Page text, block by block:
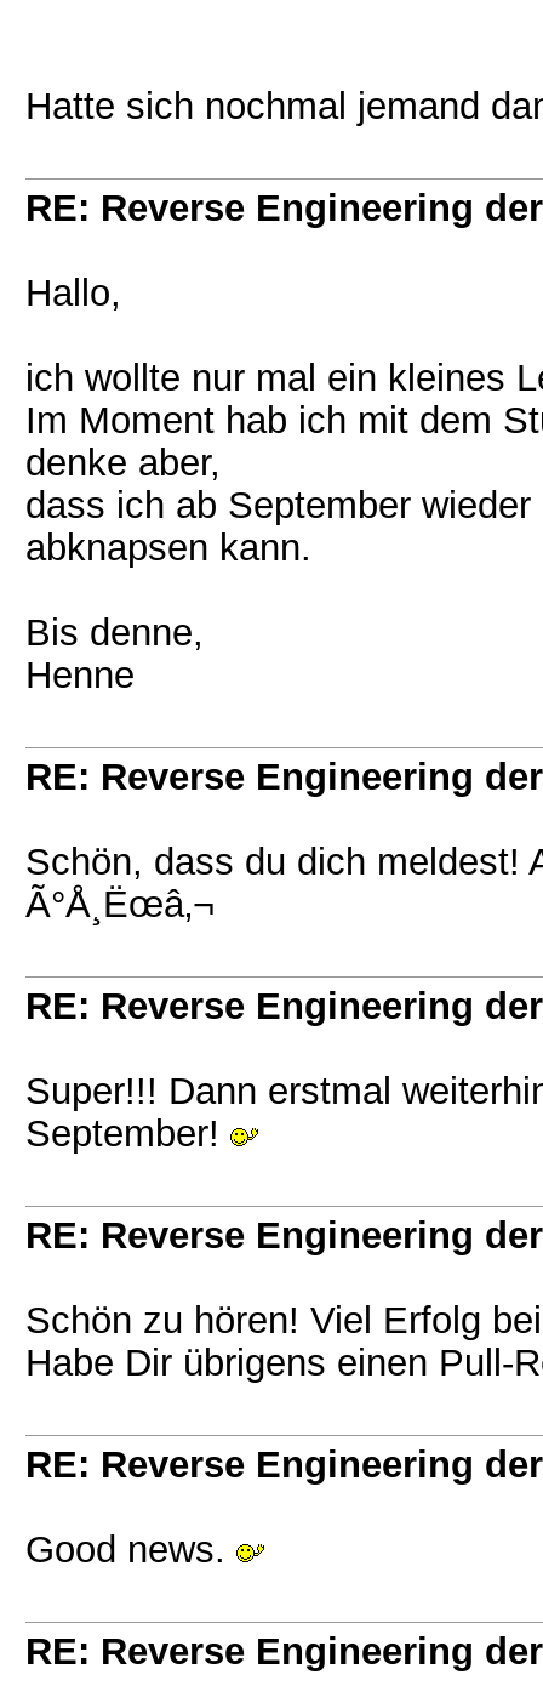
Hatte sich nochmal jemand
RE: Reverse Engineering
Hallo,
ich wollte nur mal ein kleines
Im Moment hab ich mit dem
denke aber,
dass ich ab September
abknapsen kann.
Bis denne,
Henne
RE: Reverse Engineering
Schön, dass du dich meldest!
Ã°Å¸Ëœâ‚¬
RE: Reverse Engineering
Super!!! Dann erstmal
September!
RE: Reverse Engineering
Schön zu hören! Viel Erfolg
Habe Dir übrigens einen
RE: Reverse Engineering
Good news.
RE: Reverse Engineering